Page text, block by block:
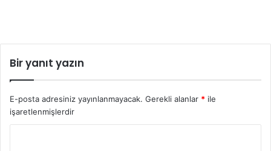
Bir yanıt yazın
E-posta adresiniz yayınlanmayacak. Gerekli alanlar * ile
işaretlenmişlerdir